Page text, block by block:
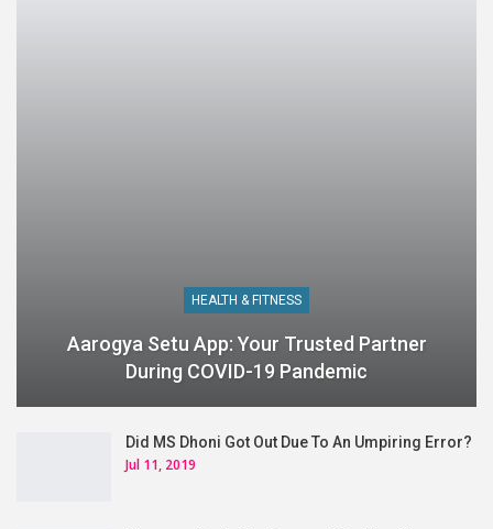
HEALTH & FITNESS
Aarogya Setu App: Your Trusted Partner
During COVID-19 Pandemic
Did MS Dhoni Got Out Due To An Umpiring Error?
Jul 11, 2019